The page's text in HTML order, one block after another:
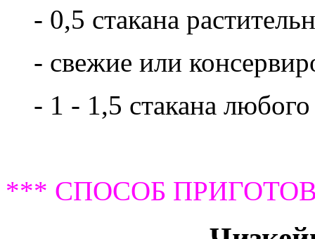
- 0,5 стакана
- свежие или
- 1 - 1,5 стакана
*** СПОСОБ